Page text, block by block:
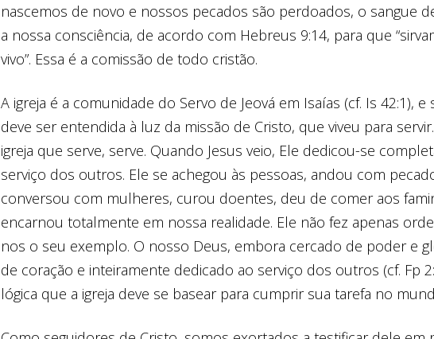
nascemos de novo e nossos pecados são perdoados, o sangue
a nossa consciência, de acordo com Hebreus 9:14, para que
vivo”. Essa é a comissão de todo cristão.
A igreja é a comunidade do Servo de Jeová em Isaías (cf. Is 42:1), e
deve ser entendida à luz da missão de Cristo, que viveu para
igreja que serve, serve. Quando Jesus veio, Ele dedicou-se
serviço dos outros. Ele se achegou às pessoas, andou com
conversou com mulheres, curou doentes, deu de comer aos
encarnou totalmente em nossa realidade. Ele não fez apenas
nos o seu exemplo. O nosso Deus, embora cercado de poder e
de coração e inteiramente dedicado ao serviço dos outros (cf. Fp
lógica que a igreja deve se basear para cumprir sua tarefa no